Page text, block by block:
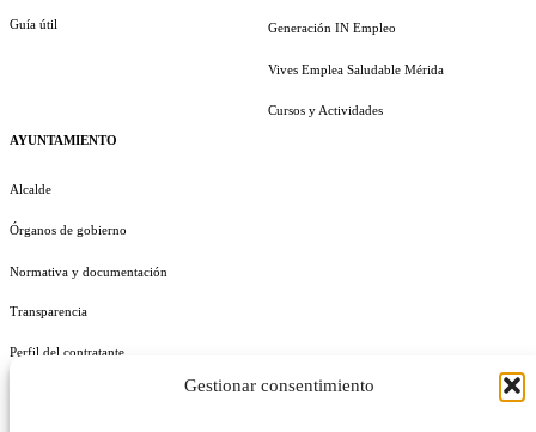
Gestionar consentimiento
Guía útil
AYUNTAMIENTO
Alcalde
Órganos de gobierno
Normativa y documentación
Transparencia
Perfil del contratante
Generación IN Empleo
Vives Emplea Saludable Mérida
Cursos y Actividades